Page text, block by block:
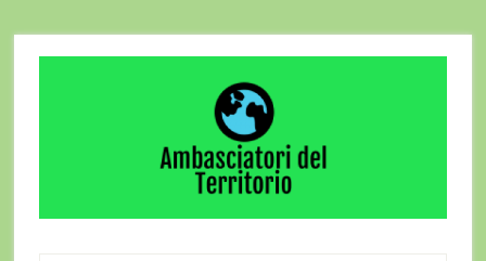
to
to
to